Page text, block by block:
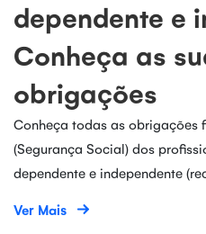
dependente e
Conheça as
obrigações
Conheça todas as obrigações
(Segurança Social) dos
dependente e independente
Ver Mais